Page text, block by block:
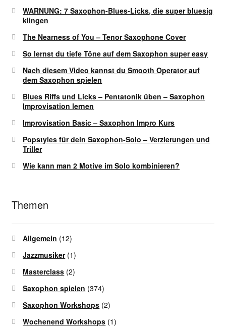
WARNUNG: 7 Saxophon-Blues-Licks, die super bluesig
klingen
The Nearness of You – Tenor Saxophone Cover
So lernst du tiefe Töne auf dem Saxophon super easy
Nach diesem Video kannst du Smooth Operator auf
dem Saxophon spielen
Blues Riffs und Licks – Pentatonik üben – Saxophon
Improvisation lernen
Improvisation Basic – Saxophon Impro Kurs
Popstyles für dein Saxophon-Solo – Verzierungen und
Triller
Wie kann man 2 Motive im Solo kombinieren?
Themen
Allgemein (12)
Jazzmusiker(1)
Masterclass (2)
Saxophon spielen (374)
Saxophon Workshops (2)
Wochenend Workshops (1)